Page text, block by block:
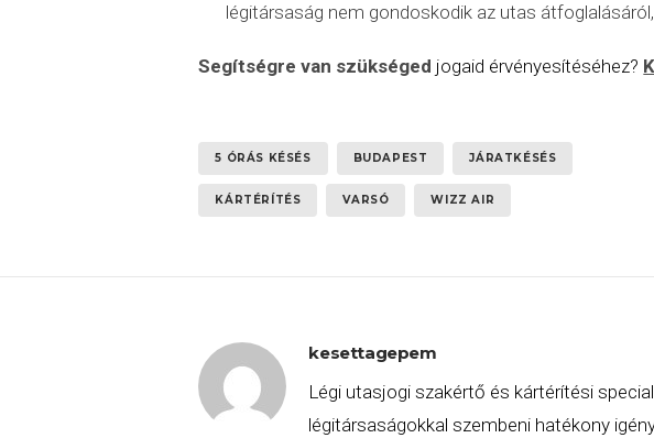
légitársaság nem gondoskodik az utas
Segítségre van szükséged jogaid érvényesítéséhez?
5 ÓRÁS KÉSÉS BUDAPEST JÁRATKÉSÉS
KÁRTÉRÍTÉS VARSÓ WIZZ AIR
kesettagepem
Légi utasjogi szakértő és kártérítési
légitársaságokkal szembeni hatékony